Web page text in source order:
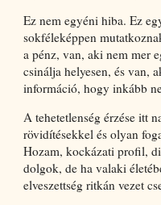
Ez nem egyéni hiba. Ez
sokféleképpen
a pénz, van, aki nem mer
csinálja helyesen, és van,
információ, hogy inkább
A tehetetlenség érzése itt
rövidítésekkel és olyan
Hozam, kockázati profil,
dolgok, de ha valaki
elveszettség ritkán vezet